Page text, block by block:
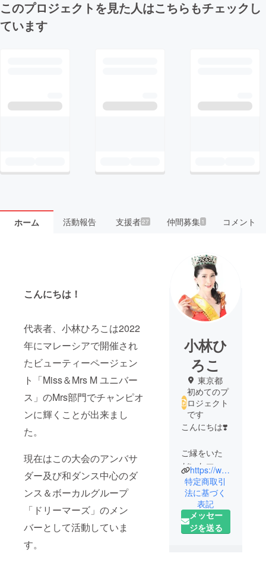
このプロジェクトを見た人はこちらもチェックし
ています
ホーム 活動報告 支援者27 仲間募集 1 コメント
こんにちは！
代表者、小林ひろこは2022
年にマレーシアで開催され
たビューティーページェン
ト「Miss＆Mrs M ユニバー
ス」のMrs部門でチャンピオ
ンに輝くことが出来まし
た。
現在はこの大会のアンバサ
ダー及び和ダンス中心のダ
ンス＆ボーカルグループ
「ドリーマーズ」のメン
バーとして活動していま
す。
小林ひ
ろこ
東京都
初めてのプ
ロジェクト
です
こんにちは❣️
ご縁をいた
だいたマ
レーシア
🇲🇾と日本
🇯🇵の架け
橋になりた
いです🥰
https://www.instagram.com/hiroko.kobayashi2.0?igsh=MTNmZGFyeXVrYWRjeA%3D%3D&utm_source=qr
特定商取引
法に基づく
表記
メッセー
ジを送る